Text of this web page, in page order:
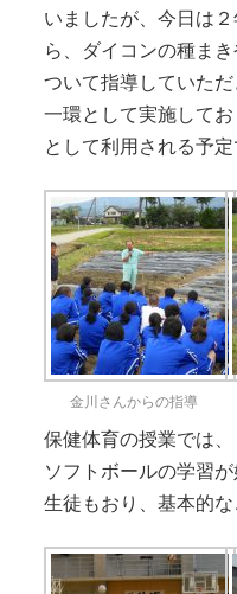
いましたが、今日は
ら、ダイコンの種ま
ついて指導していた
一環として実施して
として利用される予定
金川さんからの指導
保健体育の授業では
ソフトボールの学習
生徒もおり、基本的